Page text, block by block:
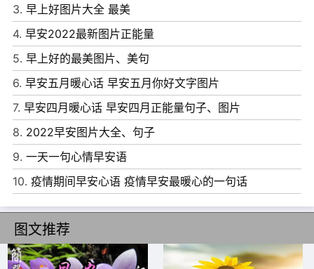
6、宁可做个善良的人，坦荡一辈子。也不做个虚伪的人，
算计一辈子。人活一世，睡能睡得舒坦，笑能笑得灿烂。就
是赢了一辈子。
7、我们如此努力，不是为了能改变世界，而是为了不让世
界改变我们。早安!
8、周而复始祝福到，末了终将有善报。早上出门逢喜事，
安顺之家运气好。心想事成全如意，语挚情长齐欢笑。
9、乞丐不一定妒忌百万富翁，但肯定妒忌收入更高的乞
丐。这个故事告诉我们：没有更高的眼界，你永远停留在现
3. 早上好图片大全 最美
4. 早安2022最新图片正能量
5. 早上好的最美图片、美句
6. 早安五月暖心话 早安五月你好文字图片
7. 早安四月暖心话 早安四月正能量句子、图片
8. 2022早安图片大全、句子
9. 一天一句心情早安语
10. 疫情期间早安心语 疫情早安最暖心的一句话
图文推荐